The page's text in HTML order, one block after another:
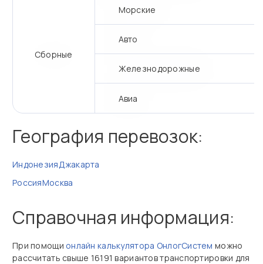
Сборные
Морские
Авто
Железнодорожные
Авиа
География перевозок:
ИндонезияДжакарта
РоссияМосква
Справочная информация:
При помощи онлайн калькулятора ОнлогСистем можно
рассчитать свыше 16191 вариантов транспортировки для